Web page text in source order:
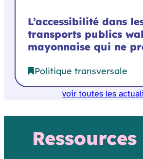
L’accessibilité dans
transports publics
mayonnaise qui ne
Politique transversale
voir toutes les